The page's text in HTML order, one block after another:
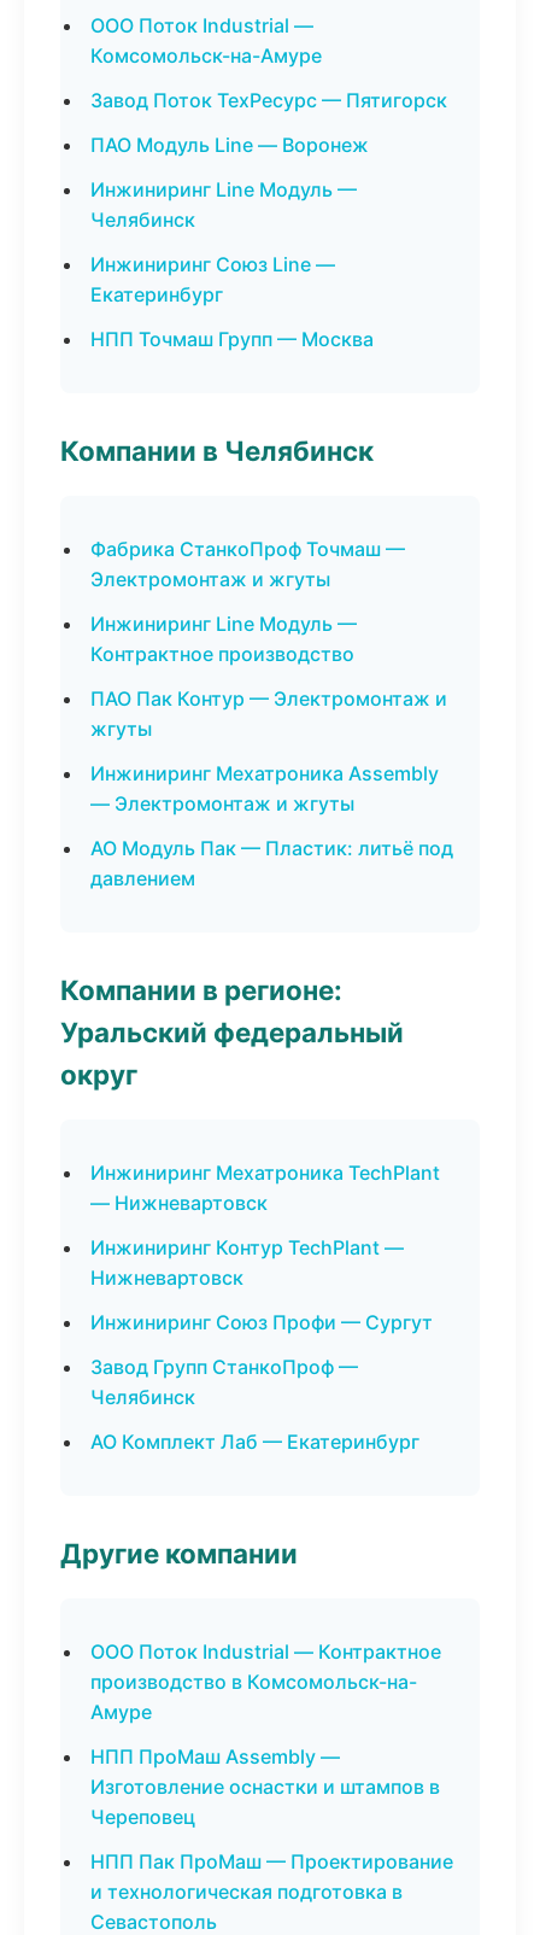
ООО Поток Industrial —
Комсомольск-на-Амуре
Завод Поток ТехРесурс — Пятигорск
ПАО Модуль Line — Воронеж
Инжиниринг Line Модуль —
Челябинск
Инжиниринг Союз Line —
Екатеринбург
НПП Точмаш Групп — Москва
Компании в Челябинск
Фабрика СтанкоПроф Точмаш —
Электромонтаж и жгуты
Инжиниринг Line Модуль —
Контрактное производство
ПАО Пак Контур — Электромонтаж и
жгуты
Инжиниринг Мехатроника Assembly
— Электромонтаж и жгуты
АО Модуль Пак — Пластик: литьё под
давлением
Компании в регионе:
Уральский федеральный
округ
Инжиниринг Мехатроника TechPlant
— Нижневартовск
Инжиниринг Контур TechPlant —
Нижневартовск
Инжиниринг Союз Профи — Сургут
Завод Групп СтанкоПроф —
Челябинск
АО Комплект Лаб — Екатеринбург
Другие компании
ООО Поток Industrial — Контрактное
производство в Комсомольск-на-
Амуре
НПП ПроМаш Assembly —
Изготовление оснастки и штампов в
Череповец
НПП Пак ПроМаш — Проектирование
и технологическая подготовка в
Севастополь